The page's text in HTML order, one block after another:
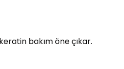
bakım öne çıkar.